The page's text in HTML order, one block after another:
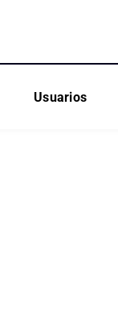
Usuarios